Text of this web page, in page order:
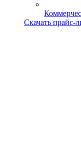
Скачать прайс-